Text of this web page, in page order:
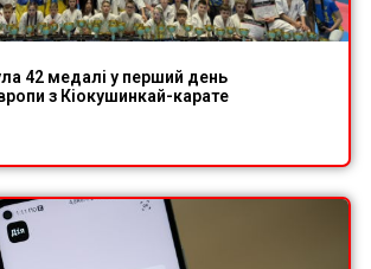
42 медалі у перший день
з Кіокушинкай-карате